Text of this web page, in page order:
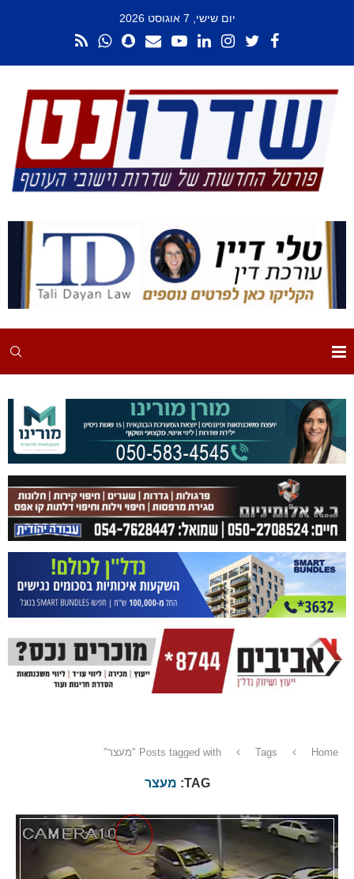
יום שישי, 7 אוגוסט 2026
Home
Tags Posts tagged with "מעצר"
TAG: מעצר